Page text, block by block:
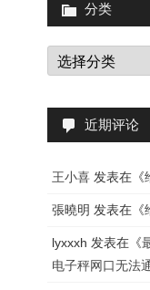
分类
分
类
近期评论
王小喜 发表在《
張曉明 发表在《
lyxxxh 发表在《
电子秤网口无法